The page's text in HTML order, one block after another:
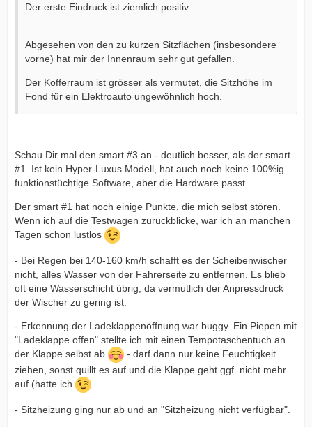
Der erste Eindruck ist ziemlich positiv.
Abgesehen von den zu kurzen Sitzflächen (insbesondere
vorne) hat mir der Innenraum sehr gut gefallen.
Der Kofferraum ist grösser als vermutet, die Sitzhöhe im
Fond für ein Elektroauto ungewöhnlich hoch.
Schau Dir mal den smart #3 an - deutlich besser, als der smart
#1. Ist kein Hyper-Luxus Modell, hat auch noch keine 100%ig
funktionstüchtige Software, aber die Hardware passt.
Der smart #1 hat noch einige Punkte, die mich selbst stören.
Wenn ich auf die Testwagen zurückblicke, war ich an manchen
Tagen schon lustlos
- Bei Regen bei 140-160 km/h schafft es der Scheibenwischer
nicht, alles Wasser von der Fahrerseite zu entfernen. Es blieb
oft eine Wasserschicht übrig, da vermutlich der Anpressdruck
der Wischer zu gering ist.
- Erkennung der Ladeklappenöffnung war buggy. Ein Piepen mit
"Ladeklappe offen" stellte ich mit einen Tempotaschentuch an
der Klappe selbst ab
- darf dann nur keine Feuchtigkeit
ziehen, sonst quillt es auf und die Klappe geht ggf. nicht mehr
auf (hatte ich
- Sitzheizung ging nur ab und an "Sitzheizung nicht verfügbar".